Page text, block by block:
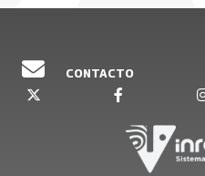
CONTACTO